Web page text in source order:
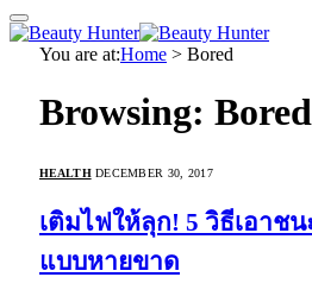
You are at:Home > Bored
Browsing: Bored
HEALTH DECEMBER 30, 2017
เติมไฟให้ลุก! 5 วิธีเอาชน
แบบหายขาด